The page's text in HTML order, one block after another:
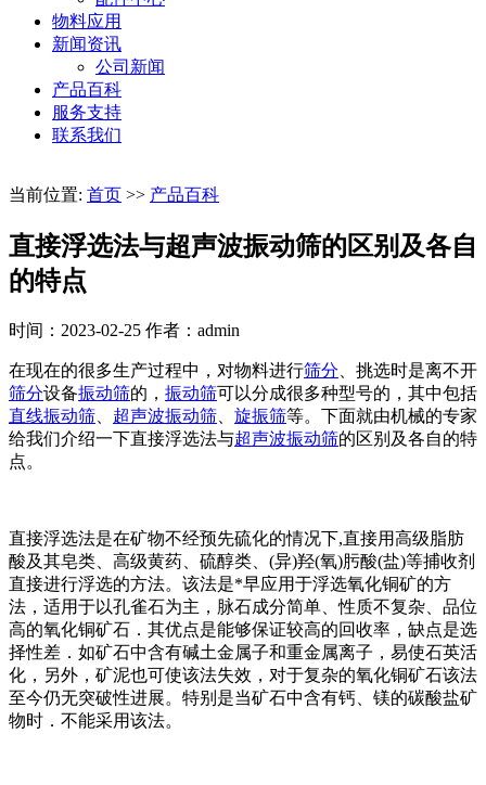
物料应用
新闻资讯
公司新闻
产品百科
服务支持
联系我们
当前位置: 首页 >> 产品百科
直接浮选法与超声波振动筛的区别及各自
的特点
时间：2023-02-25 作者：admin
在现在的很多生产过程中，对物料进行筛分 、挑选时是离不开
筛分设备振动筛的， 振动筛可以分成很多种型号的，其中包括
直线振动筛
超声波振动筛 旋振筛等。下面就由机械的专家
给我们介绍一下直接浮选法与超声波振动筛的区别及各自的特
点。
直接浮选法是在矿物不经预先硫化的情况下,直接用高级脂肪
酸及其皂类、高级黄药、硫醇类、(异)羟(氧)肟酸(盐)等捕收剂
直接进行浮选的方法。该法是*早应用于浮选氧化铜矿的方
法，适用于以孔雀石为主，脉石成分简单、性质不复杂、品位
高的氧化铜矿石．其优点是能够保证较高的回收率，缺点是选
择性差．如矿石中含有碱土金属子和重金属离子，易使石英活
化，另外，矿泥也可使该法失效，对于复杂的氧化铜矿石该法
至今仍无突破性进展。特别是当矿石中含有钙、镁的碳酸盐矿
物时．不能采用该法。